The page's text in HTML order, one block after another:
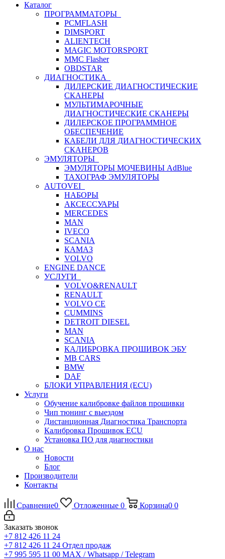
Каталог
ПРОГРАММАТОРЫ
PCMFLASH
DIMSPORT
ALIENTECH
MAGIC MOTORSPORT
MMC Flasher
OBDSTAR
ДИАГНОСТИКА
ДИЛЕРСКИЕ ДИАГНОСТИЧЕСКИЕ
СКАНЕРЫ
МУЛЬТИМАРОЧНЫЕ
ДИАГНОСТИЧЕСКИЕ СКАНЕРЫ
ДИЛЕРСКОЕ ПРОГРАММНОЕ
ОБЕСПЕЧЕНИЕ
КАБЕЛИ ДЛЯ ДИАГНОСТИЧЕСКИХ
СКАНЕРОВ
ЭМУЛЯТОРЫ
ЭМУЛЯТОРЫ МОЧЕВИНЫ АdBlue
ТАХОГРАФ ЭМУЛЯТОРЫ
AUTOVEI
НАБОРЫ
АКСЕССУАРЫ
MERCEDES
MAN
IVECO
SCANIA
КАМАЗ
VOLVO
ENGINE DANCE
УСЛУГИ
VOLVO&RENAULT
RENAULT
VOLVO CE
CUMMINS
DETROIT DIESEL
MAN
SCANIA
КАЛИБРОВКА ПРОШИВОК ЭБУ
MB CARS
BMW
DAF
БЛОКИ УПРАВЛЕНИЯ (ECU)
Услуги
Обучение калибровке файлов прошивки
Чип тюнинг с выездом
Дистанционная Диагностика Транспорта
Калибровка Прошивок ECU
Установка ПО для диагностики
О нас
Новости
Блог
Производители
Контакты
Сравнение0 Отложенные 0 Корзина0 0
Заказать звонок
+7 812 426 11 24
+7 812 426 11 24 Отдел продаж
+7 995 595 11 00 MAX / Whatsapp / Telegram